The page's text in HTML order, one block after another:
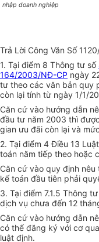
nhập doanh nghiệp
Trả Lời Công Văn Số
1. Tại điểm 8 Thông tư số
164/2003/NĐ-CP ngày
tư theo các văn bản quy
còn lại tính từ ngày 1/1/
Căn cứ vào hướng dẫn
đầu tư năm 2003 thì
gian ưu đãi còn lại và
2. Tại điểm 4 Điều 13
toán năm tiếp theo hoặc
Căn cứ vào quy định
kế toán đầu tiên phải
3. Tại điểm 7.1.5 Thông
dịch vụ chưa đến 12
Căn cứ vào hướng dẫn
có thể đăng ký với cơ
luật định.